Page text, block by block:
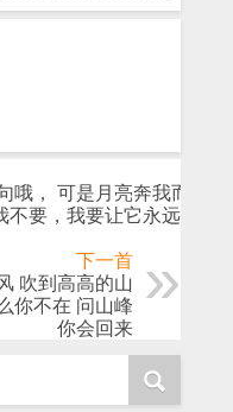
哦， 可是月亮奔我而来的
要，我要让它永远清冷
下一首
吹到高高的山
你不在 问山峰
你会回来